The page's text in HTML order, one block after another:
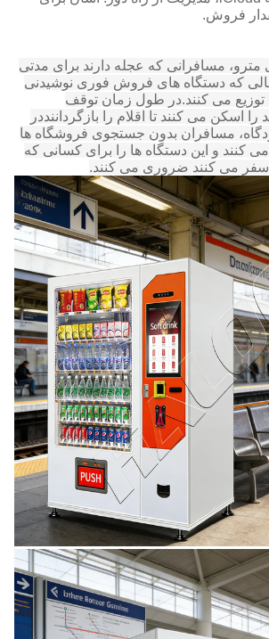
فروش.
مترو، مسافرانی که عجله دارند برای مدتی
که دستگاه های فروش فوری نوشیدنی
توزیع می کنند.در طول زمان توقف
اسکن می کنند تا اقلام را بازگرداننددر
مسافران بدون جستجوی فروشگاه ها
کنند و این دستگاه ها را برای کسانی که
می کنند ضروری می کنند.